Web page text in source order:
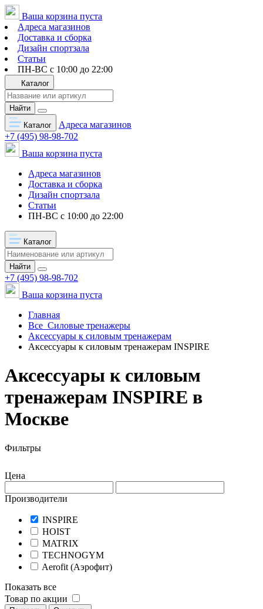
Ваша корзина пуста
Адреса магазинов
Доставка и сборка
Дизайн спортзала
Статьи
ПН-ВС с 10:00 до 22:00
Каталог
Найти
Каталог
Адреса магазинов
+7 (495) 98-98-702
Ваша корзина пуста
Адреса магазинов
Доставка и сборка
Дизайн спортзала
Статьи
ПН-ВС с 10:00 до 22:00
Каталог
Найти
+7 (495) 98-98-702
Ваша корзина пуста
Главная
Все Силовые тренажеры
Аксессуары к силовым тренажерам
Аксессуары к силовым тренажерам INSPIRE
Аксессуары к силовым
тренажерам INSPIRE в
Москве
Фильтры
Цена
Производители
INSPIRE
HOIST
MATRIX
TECHNOGYM
Aerofit (Аэрофит)
Показать все
Товар по акции